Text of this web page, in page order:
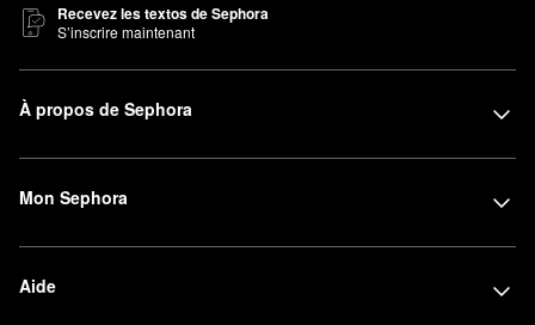
Recevez les textos de Sephora
S’inscrire maintenant
À propos de Sephora
Mon Sephora
Aide